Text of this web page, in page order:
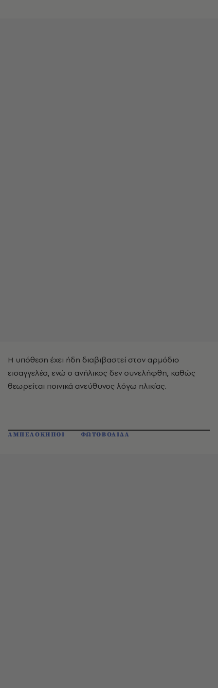
Η υπόθεση έχει ήδη διαβιβαστεί στον αρμόδιο
εισαγγελέα, ενώ ο ανήλικος δεν συνελήφθη, καθώς
θεωρείται ποινικά ανεύθυνος λόγω ηλικίας.
ΑΜΠΕΛΟΚΗΠΟΙ ΦΩΤΟΒΟΛΙΔΑ